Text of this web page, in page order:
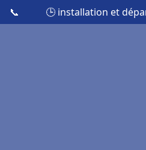
📞 🕒 installation et